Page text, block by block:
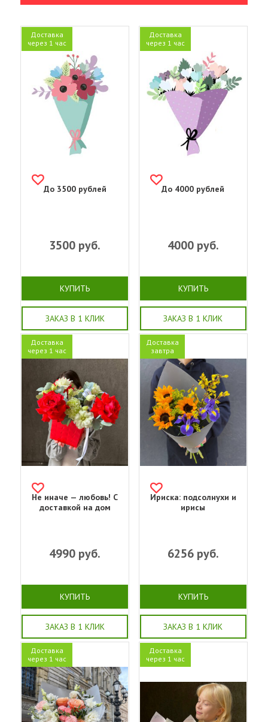
Доставка
через 1 час
До 3500 рублей
3500 руб.
КУПИТЬ
ЗАКАЗ В 1 КЛИК
Доставка
через 1 час
До 4000 рублей
4000руб.
КУПИТЬ
ЗАКАЗ В 1 КЛИК
Доставка
через 1 час
Не иначе — любовь! С
доставкой на дом
4990 руб.
КУПИТЬ
ЗАКАЗ В 1 КЛИК
Доставка
завтра
Ириска: подсолнухи и
ирисы
6256руб.
КУПИТЬ
ЗАКАЗ В 1 КЛИК
Доставка
через 1 час
Доставка
через 1 час